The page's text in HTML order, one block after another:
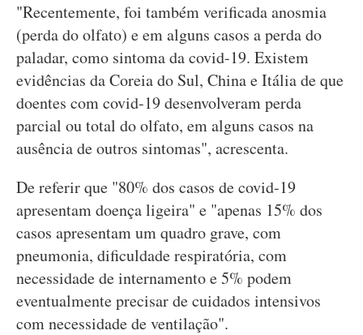
"Recentemente, foi também verificada anosmia
(perda do olfato) e em alguns casos a perda do
paladar, como sintoma da covid-19. Existem
evidências da Coreia do Sul, China e Itália de que
doentes com covid-19 desenvolveram perda
parcial ou total do olfato, em alguns casos na
ausência de outros sintomas", acrescenta.
De referir que "80% dos casos de covid-19
apresentam doença ligeira" e "apenas 15% dos
casos apresentam um quadro grave, com
pneumonia, dificuldade respiratória, com
necessidade de internamento e 5% podem
eventualmente precisar de cuidados intensivos
com necessidade de ventilação".